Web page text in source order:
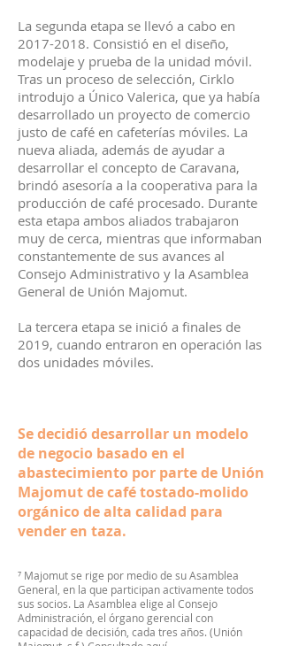
La segunda etapa se llevó a cabo en
2017-2018. Consistió en el diseño,
modelaje y prueba de la unidad móvil.
Tras un proceso de selección, Cirklo
introdujo a Único Valerica, que ya había
desarrollado un proyecto de comercio
justo de café en cafeterías móviles. La
nueva aliada, además de ayudar a
desarrollar el concepto de Caravana,
brindó asesoría a la cooperativa para la
producción de café procesado. Durante
esta etapa ambos aliados trabajaron
muy de cerca, mientras que informaban
constantemente de sus avances al
Consejo Administrativo y la Asamblea
General de Unión Majomut.
La tercera etapa se inició a finales de
2019, cuando entraron en operación las
dos unidades móviles.
Se decidió desarrollar un modelo
de negocio basado en el
abastecimiento por parte de Unión
Majomut de café tostado-molido
orgánico de alta calidad para
vender en taza.
⁷ Majomut se rige por medio de su Asamblea
General, en la que participan activamente todos
sus socios. La Asamblea elige al Consejo
Administración, el órgano gerencial con
capacidad de decisión, cada tres años. (Unión